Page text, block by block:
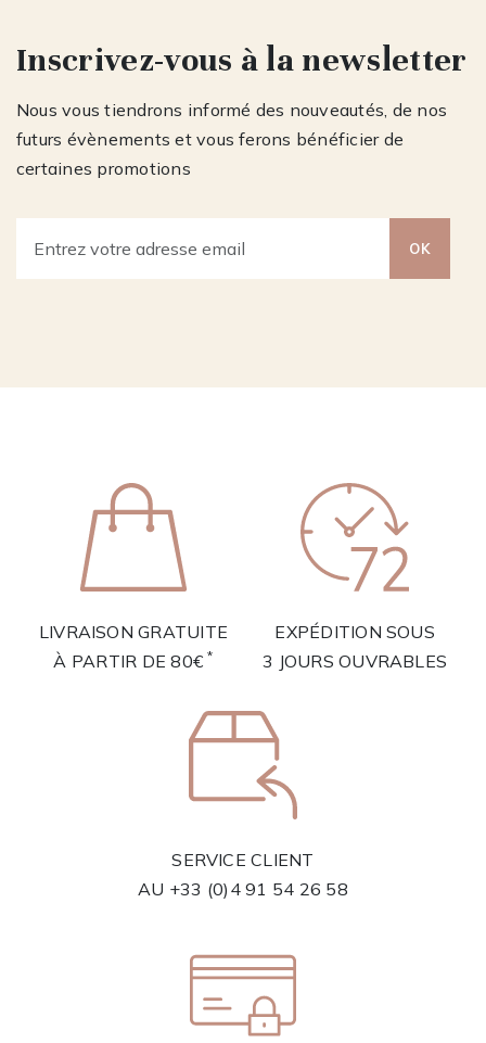
Inscrivez-vous à la newsletter
Nous vous tiendrons informé des nouveautés, de nos
futurs évènements et vous ferons bénéficier de
certaines promotions
OK
LIVRAISON GRATUITE
À PARTIR DE 80€ *
EXPÉDITION SOUS
3 JOURS OUVRABLES
SERVICE CLIENT
AU +33 (0)4 91 54 26 58